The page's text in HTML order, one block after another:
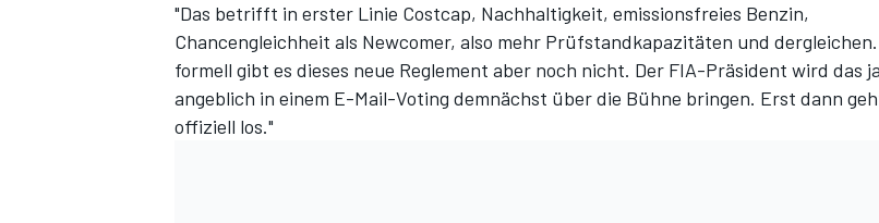
"Das betrifft in erster Linie Costcap, Nachhaltigkeit, emissionsfreies Benzin,
Chancengleichheit als Newcomer, also mehr Prüfstandkapazitäten und
formell gibt es dieses neue Reglement aber noch nicht. Der FIA-Präsident wird das ja
angeblich in einem E-Mail-Voting demnächst über die Bühne bringen. Erst dann
offiziell los."